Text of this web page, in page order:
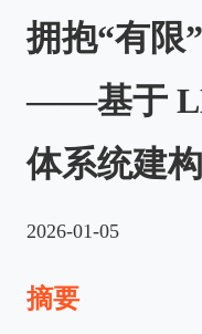
拥抱“有限
——基于
体系统建
2026-01-05
摘要